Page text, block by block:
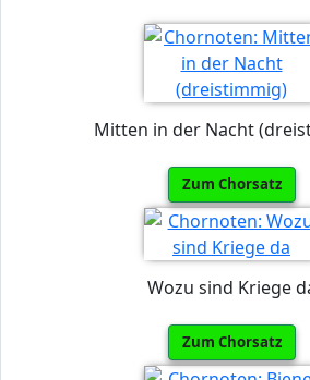
Mitten in der Nacht
Zum Chorsatz
Wozu sind Kriege
Zum Chorsatz